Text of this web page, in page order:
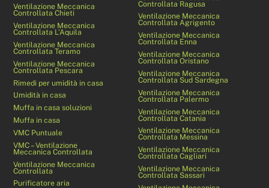
Ventilazione Meccanica
Controllata Chieti
Ventilazione Meccanica
Controllata L’Aquila
Ventilazione Meccanica
Controllata Teramo
Ventilazione Meccanica
Controllata Pescara
Rimedi per umidità in casa
Umidità in casa
Muffa in casa soluzioni
Muffa in casa
VMC Puntuale
VMC – Ventilazione
Meccanica Controllata
Ventilazione Meccanica
Controllata
Purificatore aria
Controllata Ragusa
Ventilazione Meccanica
Controllata Agrigento
Ventilazione Meccanica
Controllata Enna
Ventilazione Meccanica
Controllata Oristano
Ventilazione Meccanica
Controllata Sud Sardegna
Ventilazione Meccanica
Controllata Palermo
Ventilazione Meccanica
Controllata Catania
Ventilazione Meccanica
Controllata Messina
Ventilazione Meccanica
Controllata Cagliari
Ventilazione Meccanica
Controllata Sassari